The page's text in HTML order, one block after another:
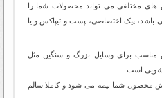
های مختلفی می تواند محصولات شما را
پیک اختصاصی، پست و تیپاکس و یا
مناسب برای وسایل بزرگ و سنگین مثل
است
محصول شما بیمه می شود و کاملا سالم